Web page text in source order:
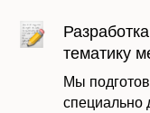
тематику
Мы
специально